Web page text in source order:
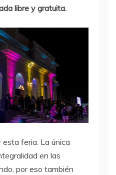
libre y gratuita.
feria. La única
en las
por eso también